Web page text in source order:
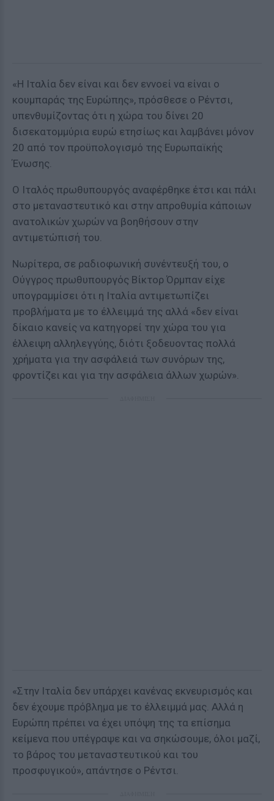
«Η Ιταλία δεν είναι και δεν εννοεί να είναι ο
κουμπαράς της Ευρώπης», πρόσθεσε ο Ρέντσι,
υπενθυμίζοντας ότι η χώρα του δίνει 20
δισεκατομμύρια ευρώ ετησίως και λαμβάνει μόνον
20 από τον προϋπολογισμό της Ευρωπαϊκής
Ένωσης.
Ο Ιταλός πρωθυπουργός αναφέρθηκε έτσι και πάλι
στο μεταναστευτικό και στην απροθυμία κάποιων
ανατολικών χωρών να βοηθήσουν στην
αντιμετώπισή του.
Νωρίτερα, σε ραδιοφωνική συνέντευξή του, ο
Ούγγρος πρωθυπουργός Βίκτορ Όρμπαν είχε
υπογραμμίσει ότι η Ιταλία αντιμετωπίζει
προβλήματα με το έλλειμμά της αλλά «δεν είναι
δίκαιο κανείς να κατηγορεί την χώρα του για
έλλειψη αλληλεγγύης, διότι ξοδευοντας πολλά
χρήματα για την ασφάλειά των συνόρων της,
φροντίζει και για την ασφάλεια άλλων χωρών».
«Στην Ιταλία δεν υπάρχει κανένας εκνευρισμός και
δεν έχουμε πρόβλημα με το έλλειμμά μας. Αλλά η
Ευρώπη πρέπει να έχει υπόψη της τα επίσημα
κείμενα που υπέγραψε και να σηκώσουμε, όλοι μαζί,
το βάρος του μεταναστευτικού και του
προσφυγικού», απάντησε ο Ρέντσι.